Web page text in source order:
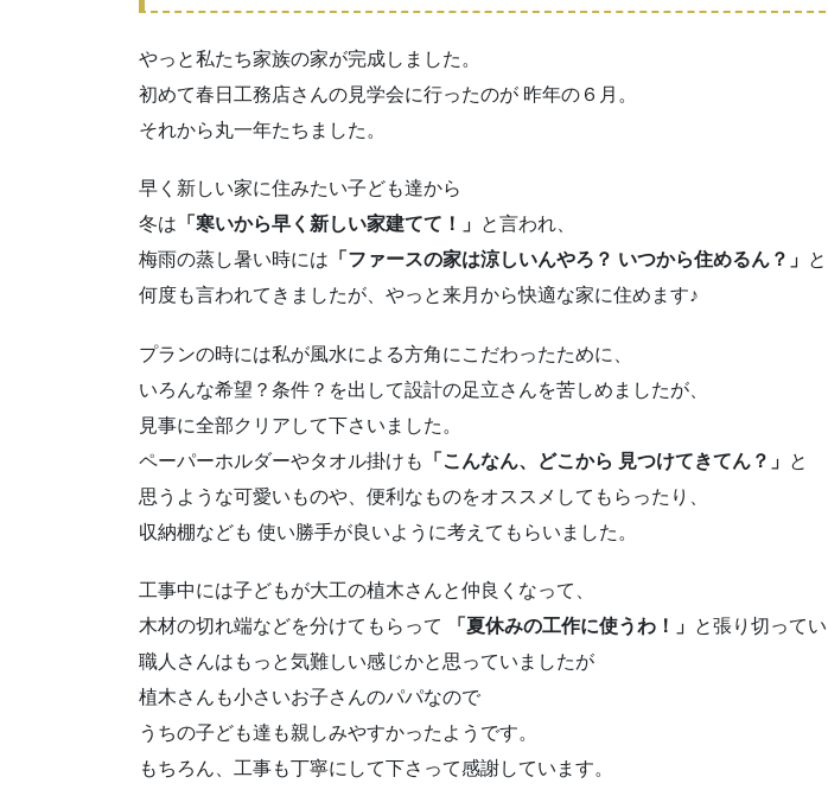
やっと私たち家族の家が完成しました。
初めて春日工務店さんの見学会に行ったのが 昨年の６月。
それから丸一年たちました。
早く新しい家に住みたい子ども達から
冬は 「寒いから早く新しい家建てて！」 と言われ、
梅雨の蒸し暑い時には 「ファースの家は涼しいんやろ？ いつから住めるん？」 と
何度も言われてきましたが、やっと来月から快適な家に住めます♪
プランの時には私が風水による方角にこだわったために、
いろんな希望？条件？を出して設計の足立さんを苦しめましたが、
見事に全部クリアして下さいました。
ペーパーホルダーやタオル掛けも
「こんなん、どこから 見つけてきてん？」 と
思うような可愛いものや、便利なものをオススメしてもらったり、
収納棚なども 使い勝手が良いように考えてもらいました。
工事中には子どもが大工の植木さんと仲良くなって、
木材の切れ端などを分けてもらって
「夏休みの工作に使うわ！」 と張り切ってい
職人さんはもっと気難しい感じかと思っていましたが
植木さんも小さいお子さんのパパなので
うちの子ども達も親しみやすかったようです。
もちろん、工事も丁寧にして下さって感謝しています。